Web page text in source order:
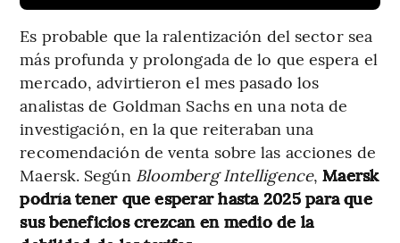
Es probable que la ralentización del sector sea
más profunda y prolongada de lo que espera el
mercado, advirtieron el mes pasado los
analistas de Goldman Sachs en una nota de
investigación, en la que reiteraban una
recomendación de venta sobre las acciones de
Maersk. Según Bloomberg Intelligence,Maersk
podría tener que esperar hasta 2025 para que
sus beneficios crezcan en medio de la